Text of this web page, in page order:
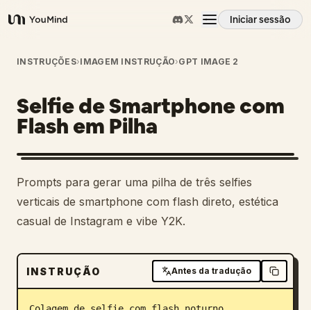
YouMind
Iniciar sessão
Visão geral
Casos de uso
Habilidades
Prompts
Transferir
INSTRUÇÕES›IMAGEM INSTRUÇÃO›GPT IMAGE 2
Selfie de Smartphone com
Flash em Pilha
Prompts para gerar uma pilha de três selfies
verticais de smartphone com flash direto, estética
casual de Instagram e vibe Y2K.
INSTRUÇÃO Antes da tradução